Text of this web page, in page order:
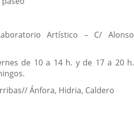
Artístico – C/ Alonso
de 10 a 14 h. y de 17 a 20 h.
Ánfora, Hidria, Caldero